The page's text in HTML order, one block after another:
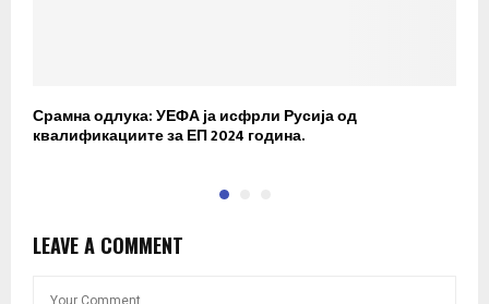
Срамна одлука: УЕФА ја исфрли Русија од
квалификациите за ЕП 2024 година.
LEAVE A COMMENT